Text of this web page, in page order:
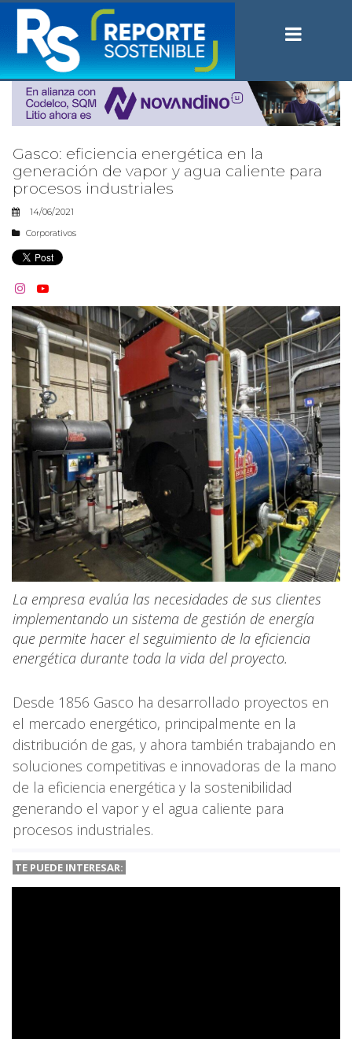
Gasco: eficiencia energética en la
generación de vapor y agua caliente para
procesos industriales
14/06/2021
Corporativos
 
La empresa evalúa las necesidades de sus clientes
implementando un sistema de gestión de energía
que permite hacer el seguimiento de la eficiencia
energética durante toda la vida del proyecto.
Desde 1856 Gasco ha desarrollado proyectos en
el mercado energético, principalmente en la
distribución de gas, y ahora también trabajando en
soluciones competitivas e innovadoras de la mano
de la eficiencia energética y la sostenibilidad
generando el vapor y el agua caliente para
procesos industriales.
TE PUEDE INTERESAR: